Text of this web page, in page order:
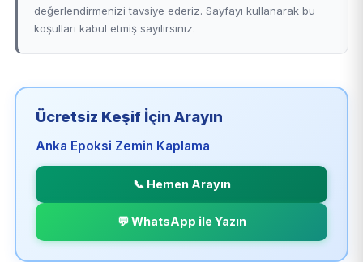
değerlendirmenizi tavsiye ederiz. Sayfayı kullanarak bu
koşulları kabul etmiş sayılırsınız.
Ücretsiz Keşif İçin Arayın
Anka Epoksi Zemin Kaplama
📞 Hemen Arayın
💬 WhatsApp ile Yazın